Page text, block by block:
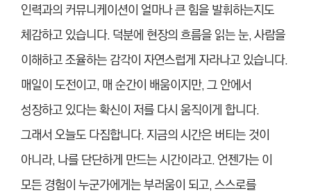
인력과의 커뮤니케이션이 얼마나 큰 힘을 발휘하는지도
체감하고 있습니다. 덕분에 현장의 흐름을 읽는 눈, 사람을
이해하고 조율하는 감각이 자연스럽게 자라나고 있습니다.
매일이 도전이고, 매 순간이 배움이지만, 그 안에서
성장하고 있다는 확신이 저를 다시 움직이게 합니다.
그래서 오늘도 다짐합니다. 지금의 시간은 버티는 것이
아니라, 나를 단단하게 만드는 시간이라고. 언젠가는 이
모든 경험이 누군가에게는 부러움이 되고, 스스로를